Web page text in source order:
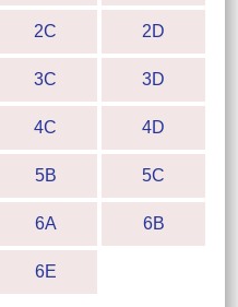
2C 2D
3C 3D
4C 4D
5B 5C
6A 6B
6E